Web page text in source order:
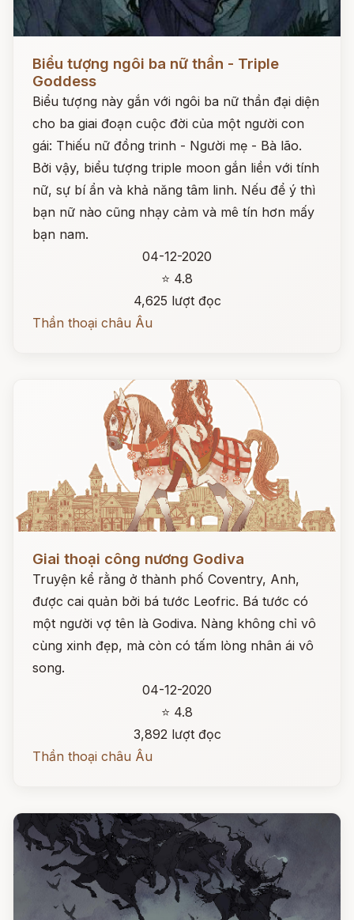
Đọc ngay
Biểu tượng ngôi ba nữ thần - Triple
Goddess
Biểu tượng này gắn với ngôi ba nữ thần đại diện
cho ba giai đoạn cuộc đời của một người con
gái: Thiếu nữ đồng trinh - Người mẹ - Bà lão.
Bởi vậy, biểu tượng triple moon gắn liền với tính
nữ, sự bí ẩn và khả năng tâm linh. Nếu để ý thì
bạn nữ nào cũng nhạy cảm và mê tín hơn mấy
bạn nam.
04-12-2020
⭐ 4.8
4,625 lượt đọc
Thần thoại châu Âu
Giai thoại công nương Godiva
Truyện kể rằng ở thành phố Coventry, Anh,
được cai quản bởi bá tước Leofric. Bá tước có
một người vợ tên là Godiva. Nàng không chỉ vô
cùng xinh đẹp, mà còn có tấm lòng nhân ái vô
song.
04-12-2020
⭐ 4.8
3,892 lượt đọc
Thần thoại châu Âu